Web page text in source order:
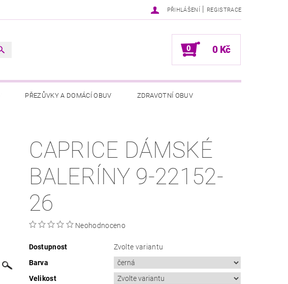
PŘIHLÁŠENÍ | REGISTRACE
0 0 Kč
PŘEZŮVKY A DOMÁCÍ OBUV ZDRAVOTNÍ OBUV
CAPRICE DÁMSKÉ
BALERÍNY 9-22152-
26
Neohodnoceno
Dostupnost
Zvolte variantu
Barva
Velikost